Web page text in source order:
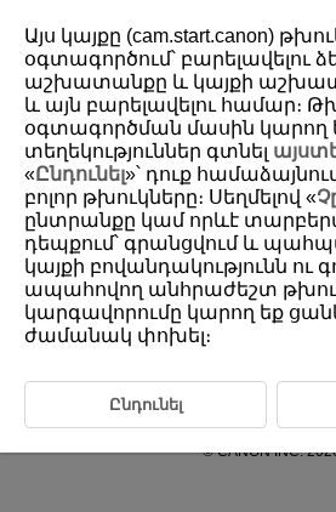
D403-016
Reference
Specifications
Trademarks and Licensing
© CANON INC.
Այս կայքը (cam.start.canon)
օգտագործում՝ բարելավելու
աշխատանքը և կայքի
և այն բարելավելու համար։
օգտագործման մասին կարող
տեղեկություններ գտնել
«Ընդունել»՝ դուք
բոլոր թխուկները։ Սեղմելով «
ընտրանքը կամ որևէ
դեպքում՝ գրանցվում և
կայքի բովանդակությունն ու
ապահովող անհրաժեշտ
կարգավորումը կարող եք
ժամանակ փոխել։
Ընդունել